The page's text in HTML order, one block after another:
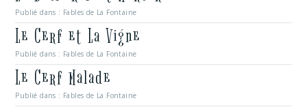
Publié dans : Fables de La Fontaine
Le Cerf et La Vigne
Publié dans : Fables de La Fontaine
Le Cerf Malade
Publié dans : Fables de La Fontaine